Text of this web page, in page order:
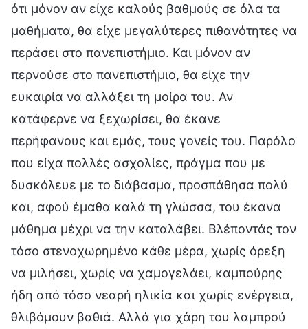
ότι μόνον αν είχε καλούς βαθμούς σε όλα τα
μαθήματα, θα είχε μεγαλύτερες πιθανότητες να
περάσει στο πανεπιστήμιο. Και μόνον αν
περνούσε στο πανεπιστήμιο, θα είχε την
ευκαιρία να αλλάξει τη μοίρα του. Αν
κατάφερνε να ξεχωρίσει, θα έκανε
περήφανους και εμάς, τους γονείς του. Παρόλο
που είχα πολλές ασχολίες, πράγμα που με
δυσκόλευε με το διάβασμα, προσπάθησα πολύ
και, αφού έμαθα καλά τη γλώσσα, του έκανα
μάθημα μέχρι να την καταλάβει. Βλέποντάς τον
τόσο στενοχωρημένο κάθε μέρα, χωρίς όρεξη
να μιλήσει, χωρίς να χαμογελάει, καμπούρης
ήδη από τόσο νεαρή ηλικία και χωρίς ενέργεια,
θλιβόμουν βαθιά. Αλλά για χάρη του λαμπρού